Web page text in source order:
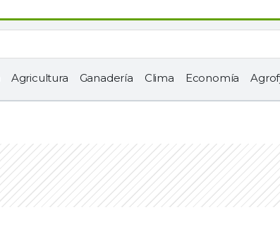
Agricultura Ganadería Clima Economía